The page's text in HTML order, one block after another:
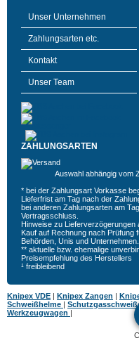
Unser Unternehmen
Zahlungsarten etc.
Kontakt
Unser Team
ZAHLUNGSARTEN
Auswahl abhängig vom
* bei der Zahlungsart Vorkasse
Lieferfrist am Tag nach der
bei anderen Zahlungsarten am
Vertragsschluss.
Hinweise zu Lieferverzögerungen
Kauf auf Rechnung nach Prüfung
Behörden, Unis und Unternehmen.
** aktuelle bzw. ehemalige
Preisempfehlung des Herstellers
¹ freibleibend
Knipex VDE | Knipex Zangen |
Schweißhelme |
Werkzeugwagen |